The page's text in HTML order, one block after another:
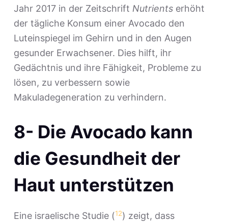
Jahr 2017 in der Zeitschrift Nutrientserhöht
der tägliche Konsum einer Avocado den
Luteinspiegel im Gehirn und in den Augen
gesunder Erwachsener. Dies hilft, ihr
Gedächtnis und ihre Fähigkeit, Probleme zu
lösen, zu verbessern sowie
Makuladegeneration zu verhindern.
8- Die Avocado kann
die Gesundheit der
Haut unterstützen
Eine israelische Studie (12) zeigt, dass